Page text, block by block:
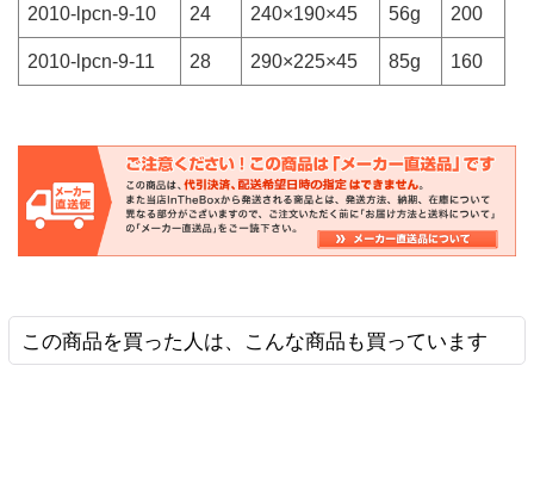
2010-lpcn-9-10 24 240×190×45 56g 200
2010-lpcn-9-11 28 290×225×45 85g 160
この商品を買った人は、こんな商品も買っています